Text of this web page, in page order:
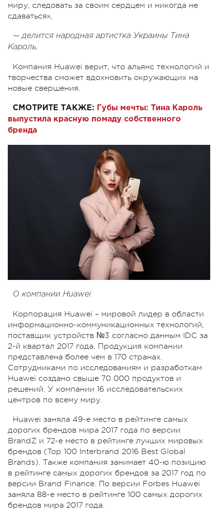
миру, следовать за своим сердцем и никогда не
сдаваться»,
— делится народная артистка Украины Тина
Кароль.
Компания Huawei верит, что альянс технологий и
творчества сможет вдохновить окружающих на
новые свершения.
СМОТРИТЕ ТАКЖЕ:
Губы мечты: Тина Кароль
выпустила красную помаду собственного
бренда
О компании Huawei
Корпорация Huawei – мировой лидер в области
информационно-коммуникационных технологий,
поставщик устройств №3 согласно данным IDC за
2-й квартал 2017 года. Продукция компании
представлена более чем в 170 странах.
Сотрудниками по исследованиям и разработкам
Huawei создано свыше 70 000 продуктов и
решений. У компании 16 исследовательских
центров по всему миру.
Huawei заняла 49-е место в рейтинге самых
дорогих брендов мира 2017 года по версии
BrandZ и 72-е место в рейтинге лучших мировых
брендов (Top 100 Interbrand 2016 Best Global
Brands). Также компания занимает 40-ю позицию
в рейтинге самых дорогих брендов за 2017 год по
версии Brand Finance. По версии Forbes Huawei
заняла 88-е место в рейтинге 100 самых дорогих
брендов мира 2017 года.